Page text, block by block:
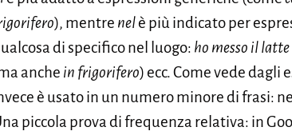
), mentre nelè più indicato per
di specifico nel luogo: ho messo il
anche in frigorifero) ecc. Come vede dagli
è usato in un numero minore di frasi:
piccola prova di frequenza relativa: in